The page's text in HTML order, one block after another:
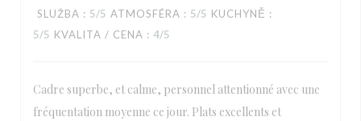
SLUŽBA : 5/5 ATMOSFÉRA : 5/5 KUCHYNĚ :
5/5 KVALITA / CENA : 4/5
Cadre superbe, et calme, personnel attentionné avec une
fréquentation moyenne ce jour. Plats excellents et